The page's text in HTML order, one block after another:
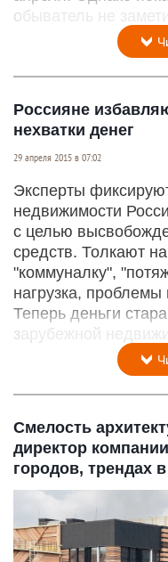
обыватель не
Россияне
нехватки денег
29 апреля 2015 в 07:02
Эксперты
недвижимости
с целью
средств. Толкают
"коммуналку",
нагрузка,
Теперь деньги
зарубежной
Смелость
директор
городов, трендах